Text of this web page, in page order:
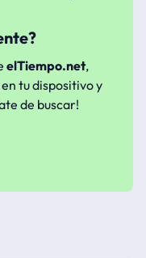
elTiempo.net,
tu dispositivo y
de buscar!